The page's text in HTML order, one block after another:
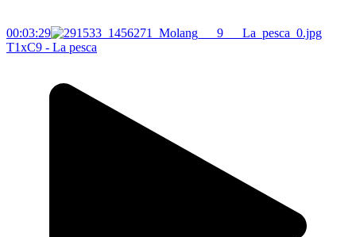
00:03:29
T1xC9 - La pesca